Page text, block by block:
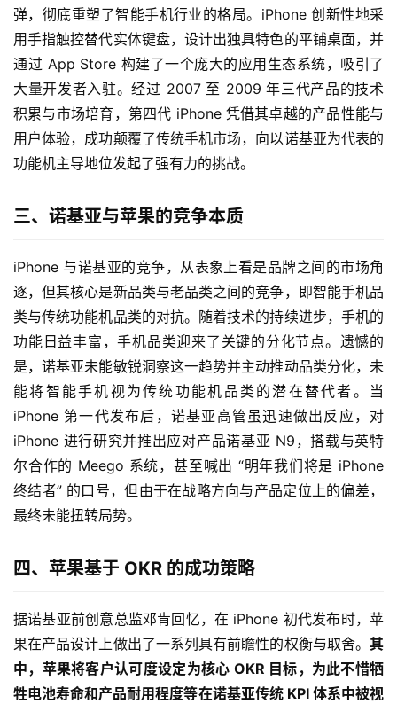
弹，彻底重塑了智能手机行业的格局。iPhone 创新性地采
用手指触控替代实体键盘，设计出独具特色的平铺桌面，并
通过 App Store 构建了一个庞大的应用生态系统，吸引了
大量开发者入驻。经过 2007 至 2009 年三代产品的技术
积累与市场培育，第四代 iPhone 凭借其卓越的产品性能与
用户体验，成功颠覆了传统手机市场，向以诺基亚为代表的
功能机主导地位发起了强有力的挑战。
三、诺基亚与苹果的竞争本质
iPhone 与诺基亚的竞争，从表象上看是品牌之间的市场角
逐，但其核心是新品类与老品类之间的竞争，即智能手机品
类与传统功能机品类的对抗。随着技术的持续进步，手机的
功能日益丰富，手机品类迎来了关键的分化节点。遗憾的
是，诺基亚未能敏锐洞察这一趋势并主动推动品类分化，未
能将智能手机视为传统功能机品类的潜在替代者。当
iPhone 第一代发布后，诺基亚高管虽迅速做出反应，对
iPhone 进行研究并推出应对产品诺基亚 N9，搭载与英特
尔合作的 Meego 系统，甚至喊出 “明年我们将是 iPhone
终结者” 的口号，但由于在战略方向与产品定位上的偏差，
最终未能扭转局势。
四、苹果基于 OKR 的成功策略
据诺基亚前创意总监邓肯回忆，在 iPhone 初代发布时，苹
果在产品设计上做出了一系列具有前瞻性的权衡与取舍。 其
中，苹果将客户认可度设定为核心 OKR 目标，为此不惜牺
牲电池寿命和产品耐用程度等在诺基亚传统 KPI 体系中被视